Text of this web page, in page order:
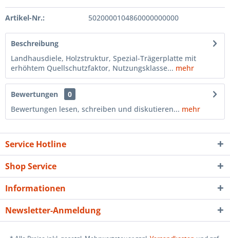
Artikel-Nr.: 5020000104860000000000
Beschreibung
Landhausdiele, Holzstruktur, Spezial-Trägerplatte mit
erhöhtem Quellschutzfaktor, Nutzungsklasse... mehr
Bewertungen
0
Bewertungen lesen, schreiben und diskutieren... mehr
Service Hotline
Shop Service
Informationen
Newsletter-Anmeldung